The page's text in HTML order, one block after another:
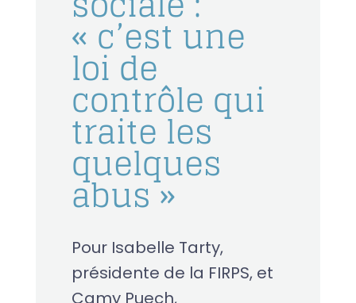
« c’est une
loi de
contrôle qui
traite les
quelques
abus »
Pour Isabelle Tarty,
présidente de la FIRPS, et
Camy Puech,